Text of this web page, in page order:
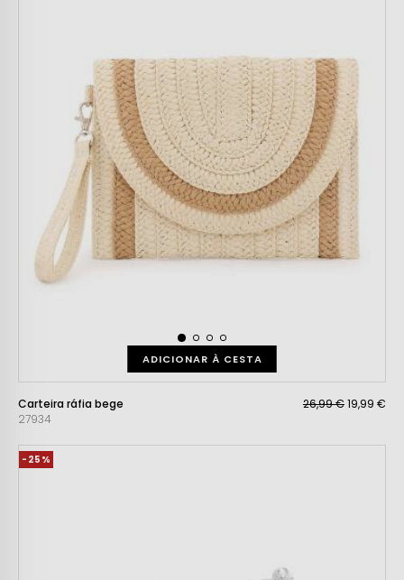
ADICIONAR À CESTA
Carteira ráfia bege
27934
26,99 €19,99 €
-25%